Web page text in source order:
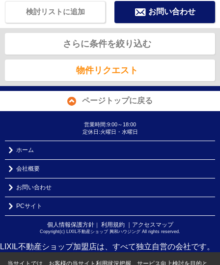
お問い合わせ
検討リストに追加
さらに条件を絞り込む
物件リクエスト
ページトップに戻る
営業時間:9:00～18:00
定休日:火曜日・水曜日
ホーム
会社概要
お問い合わせ
PCサイト
個人情報保護方針｜ 利用規約 ｜アクセスマップ
Copyright(c) LIXIL不動産ショップ 興和ハウジング All rights reserved.
LIXIL不動産ショップ加盟店は、すべて独立自営の会社です。
当サイトでは、お客様の当サイト利用状況把握、サービス向上検討を目的と